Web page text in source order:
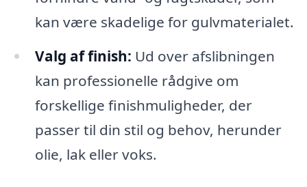
kan være skadelige for gulvmaterialet.
Valg af finish: Ud over afslibningen
kan professionelle rådgive om
forskellige finishmuligheder, der
passer til din stil og behov, herunder
olie, lak eller voks.